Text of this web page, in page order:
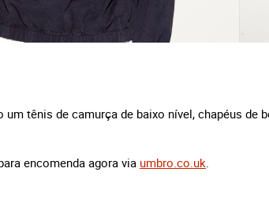
tênis de camurça de baixo nível, chapéus de
encomenda agora via umbro.co.uk.